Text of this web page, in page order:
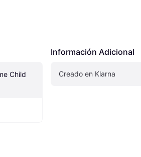
Child
Información Adicional
Creado en Klarna